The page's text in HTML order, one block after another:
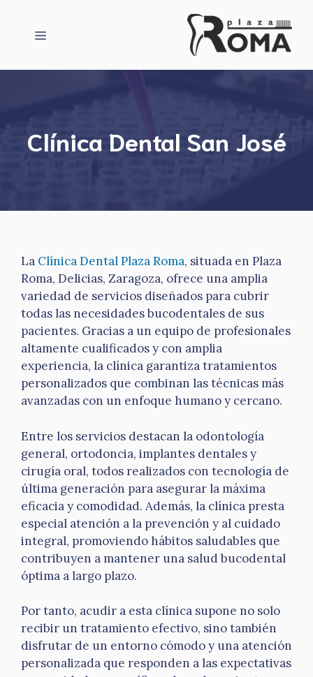
contenido
Menú
Clínica Dental San José
La Clínica Dental Plaza Roma, situada en Plaza
Roma, Delicias, Zaragoza, ofrece una amplia
variedad de servicios diseñados para cubrir
todas las necesidades bucodentales de sus
pacientes. Gracias a un equipo de profesionales
altamente cualificados y con amplia
experiencia, la clínica garantiza tratamientos
personalizados que combinan las técnicas más
avanzadas con un enfoque humano y cercano.
Entre los servicios destacan la odontología
general, ortodoncia, implantes dentales y
cirugía oral, todos realizados con tecnología de
última generación para asegurar la máxima
eficacia y comodidad. Además, la clínica presta
especial atención a la prevención y al cuidado
integral, promoviendo hábitos saludables que
contribuyen a mantener una salud bucodental
óptima a largo plazo.
Por tanto, acudir a esta clínica supone no solo
recibir un tratamiento efectivo, sino también
disfrutar de un entorno cómodo y una atención
personalizada que responden a las expectativas